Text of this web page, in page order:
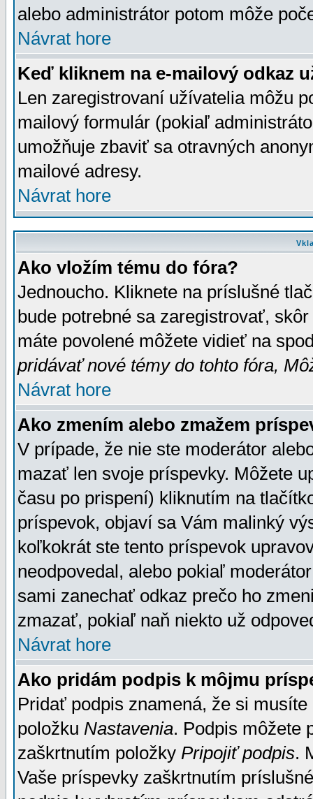
alebo administrátor potom môže
Návrat hore
Keď kliknem na e-mailový odkaz
Len zaregistrovaní užívatelia môžu
mailový formulár (pokiaľ
umožňuje zbaviť sa otravných
mailové adresy.
Návrat hore
Ako vložím tému do fóra?
Jednoucho. Kliknete na príslušné
bude potrebné sa zaregistrovať,
máte povolené môžete vidieť na
pridávať nové témy do tohto fóra,
Návrat hore
Ako zmením alebo zmažem
V prípade, že nie ste moderátor
mazať len svoje príspevky. Môžete
času po prispení) kliknutím na
príspevok, objaví sa Vám malinký
koľkokrát ste tento príspevok
neodpovedal, alebo pokiaľ
sami zanechať odkaz prečo ho
zmazať, pokiaľ naň niekto už
Návrat hore
Ako pridám podpis k môjmu
Pridať podpis znamená, že si
položku Nastavenia. Podpis môžete
zaškrtnutím položky Pripojiť podpis.
Vaše príspevky zaškrtnutím